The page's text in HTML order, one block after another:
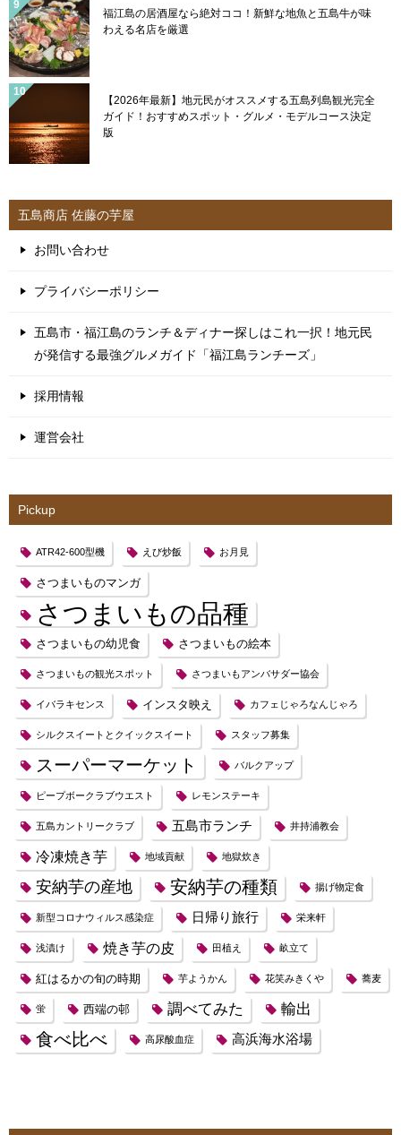
福江島の居酒屋なら絶対ココ！新鮮な地魚と五島牛が味
わえる名店を厳選
【2026年最新】地元民がオススメする五島列島観光完全
ガイド！おすすめスポット・グルメ・モデルコース決定
版
五島商店 佐藤の芋屋
お問い合わせ
プライバシーポリシー
五島市・福江島のランチ＆ディナー探しはこれ一択！地元民
が発信する最強グルメガイド「福江島ランチーズ」
採用情報
運営会社
Pickup
ATR42-600型機 えび炒飯 お月見
さつまいものマンガ
さつまいもの品種
さつまいもの幼児食 さつまいもの絵本
さつまいもの観光スポット さつまいもアンバサダー協会
イバラキセンス インスタ映え カフェじゃろなんじゃろ
シルクスイートとクイックスイート スタッフ募集
スーパーマーケット バルクアップ
ピープボークラブウエスト レモンステーキ
五島カントリークラブ 五島市ランチ 井持浦教会
冷凍焼き芋 地域貢献 地獄炊き
安納芋の産地 安納芋の種類 揚げ物定食
新型コロナウィルス感染症 日帰り旅行 栄来軒
浅漬け 焼き芋の皮 田植え 畝立て
紅はるかの旬の時期 芋ようかん 花笑みきくや 蕎麦
蛍 西端の邨 調べてみた 輸出
食べ比べ 高尿酸血症 高浜海水浴場